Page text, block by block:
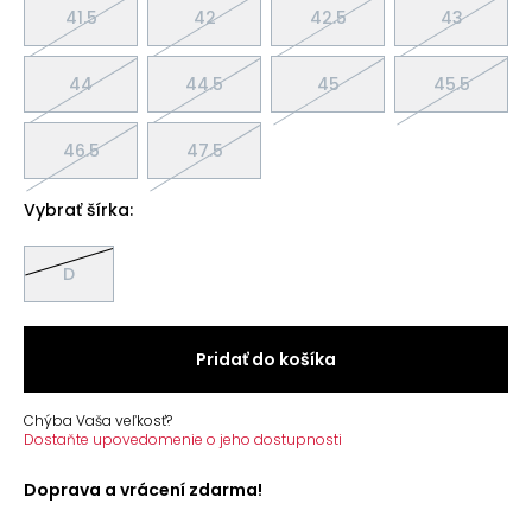
41.5 42 42.5 43
44 44.5 45 45.5
46.5 47.5
Vybrať šírka:
D
Pridať do košíka
Chýba Vaša veľkosť?
Dostaňte upovedomenie o jeho dostupnosti
Doprava a vrácení zdarma!